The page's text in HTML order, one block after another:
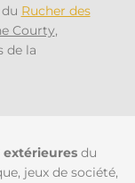
Rucher des
Courty,
de la
du
jeux de société,